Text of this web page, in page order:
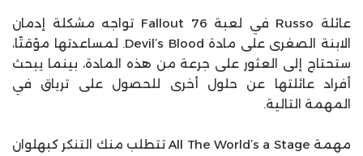
عائلة Russo في لعبة Fallout 76 تواجه مشكلة إدمان
الابنة الصغرى على مادة Devil’s Blood. لمساعدتها مؤقتًا،
ستحتاج إلى العثور على جرعة من هذه المادة، بينما يبحث
أفراد عائلتها عن حلول أخرى للحصول على ترياق في
المهمة التالية.
مهمة All The World’s a Stage تتطلب منك التنكر كبهلوان